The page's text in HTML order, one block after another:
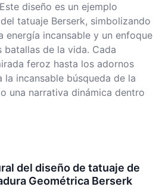
diseño es un ejemplo
tatuaje Berserk, simbolizando
energía incansable y un enfoque
batallas de la vida. Cada
feroz hasta los adornos
la incansable búsqueda de la
una narrativa dinámica dentro
del diseño de tatuaje de
Geométrica Berserk